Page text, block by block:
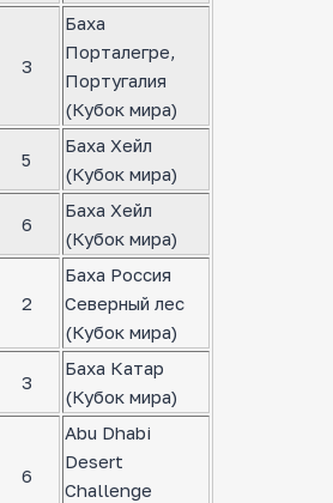
3
Баха
Порталегре,
Португалия
(Кубок мира)
5
Баха Хейл
(Кубок мира)
6
Баха Хейл
(Кубок мира)
2
Баха Россия
Северный лес
(Кубок мира)
3
Баха Катар
(Кубок мира)
6
Abu Dhabi
Desert
Challenge